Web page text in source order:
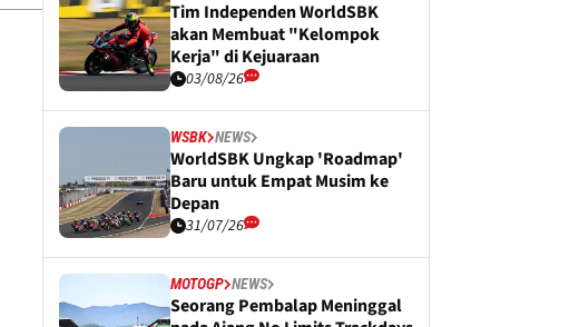
Tim Independen WorldSBK
akan Membuat "Kelompok
Kerja" di Kejuaraan
03/08/26
WSBK NEWS
WorldSBK Ungkap 'Roadmap'
Baru untuk Empat Musim ke
Depan
31/07/26
MOTOGP NEWS
Seorang Pembalap Meninggal